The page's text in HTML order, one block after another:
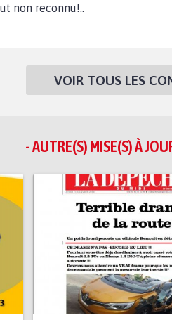
non reconnu!..
VOIR TOUS LES
- AUTRE(S) MISE(S) À